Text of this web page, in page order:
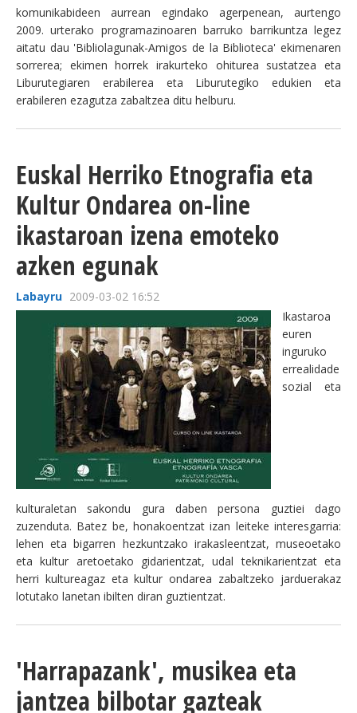
komunikabideen aurrean egindako agerpenean, aurtengo
2009. urterako programazinoaren barruko barrikuntza legez
aitatu dau 'Bibliolagunak-Amigos de la Biblioteca' ekimenaren
sorrerea; ekimen horrek irakurteko ohiturea sustatzea eta
Liburutegiaren erabilerea eta Liburutegiko edukien eta
erabileren ezagutza zabaltzea ditu helburu.
Euskal Herriko Etnografia eta
Kultur Ondarea on-line
ikastaroan izena emoteko
azken egunak
Labayru 2009-03-02 16:52
Ikastaroa
euren
inguruko
errealidade
sozial eta
kulturaletan sakondu gura daben persona guztiei dago
zuzenduta. Batez be, honakoentzat izan leiteke interesgarria:
lehen eta bigarren hezkuntzako irakasleentzat, museoetako
eta kultur aretoetako gidarientzat, udal teknikarientzat eta
herri kultureagaz eta kultur ondarea zabaltzeko jarduerakaz
lotutako lanetan ibilten diran guztientzat.
'Harrapazank', musikea eta
jantzea bilbotar gazteak